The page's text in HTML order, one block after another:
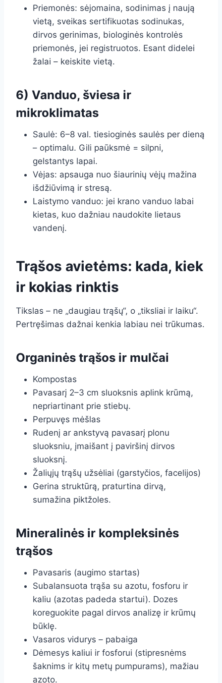
Priemonės: sėjomaina, sodinimas į naują
vietą, sveikas sertifikuotas sodinukas,
dirvos gerinimas, biologinės kontrolės
priemonės, jei registruotos. Esant didelei
žalai – keiskite vietą.
6) Vanduo, šviesa ir
mikroklimatas
Saulė: 6–8 val. tiesioginės saulės per dieną
– optimalu. Gili paūksmė = silpni,
gelstantys lapai.
Vėjas: apsauga nuo šiaurinių vėjų mažina
išdžiūvimą ir stresą.
Laistymo vanduo: jei krano vanduo labai
kietas, kuo dažniau naudokite lietaus
vandenį.
Trąšos avietėms: kada, kiek
ir kokias rinktis
Tikslas – ne „daugiau trąšų“, o „tiksliai ir laiku“.
Pertręšimas dažnai kenkia labiau nei trūkumas.
Organinės trąšos ir mulčai
Kompostas
Pavasarį 2–3 cm sluoksnis aplink krūmą,
nepriartinant prie stiebų.
Perpuvęs mėšlas
Rudenį ar ankstyvą pavasarį plonu
sluoksniu, įmaišant į paviršinį dirvos
sluoksnį.
Žaliųjų trąšų užsėliai (garstyčios, facelijos)
Gerina struktūrą, praturtina dirvą,
sumažina piktžoles.
Mineralinės ir kompleksinės
trąšos
Pavasaris (augimo startas)
Subalansuota trąša su azotu, fosforu ir
kaliu (azotas padeda startui). Dozes
koreguokite pagal dirvos analizę ir krūmų
būklę.
Vasaros vidurys – pabaiga
Dėmesys kaliui ir fosforui (stipresnėms
šaknims ir kitų metų pumpurams), mažiau
azoto.